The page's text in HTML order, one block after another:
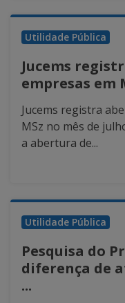
Utilidade Pública
Jucems
empresas em
Jucems registra
MSz no mês de
a abertura de...
Utilidade Pública
Pesquisa do
diferença de
...